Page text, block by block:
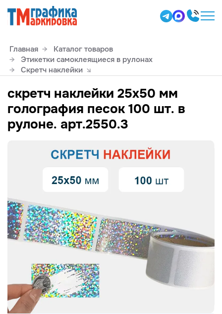
Главная
Каталог товаров
Этикетки самоклеящиеся в рулонах
Скретч наклейки
скретч наклейки 25х50 мм
голография песок 100 шт. в
рулоне. арт.2550.3